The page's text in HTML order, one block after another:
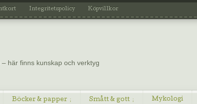
Integritetspolicy Köpvillkor
här finns kunskap och verktyg
Böcker & papper Smått & gott Mykologi